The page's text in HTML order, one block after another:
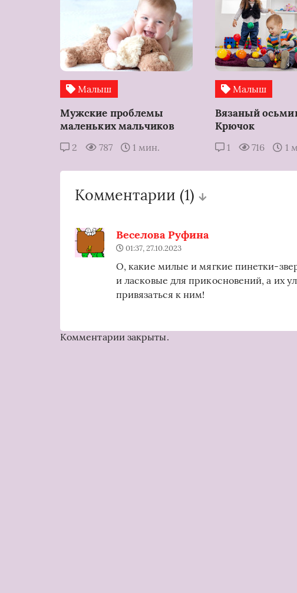
Малыш
Мужские проблемы
маленьких мальчиков
2 787 1 мин.
Малыш
Вязаный
Крючок
1 716 1
Комментарии (1)
Веселова Руфина
01:37, 27.10.2023
О, какие милые и мягкие пинетки-
и ласковые для прикосновений, а их
привязаться к ним!
Комментарии закрыты.